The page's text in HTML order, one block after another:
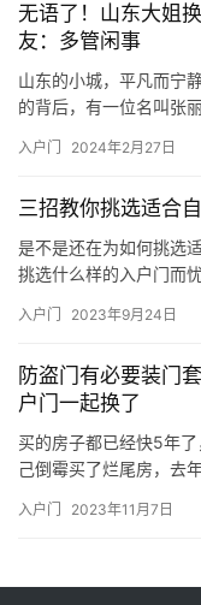
相协调; 金属入户门则
性…
无语了！山东大姐
友：多管闲事
山东的小城，平凡而宁
的背后，有一位名叫张
而幸福的生活。然而，
不在新的社区重新开始
考验。她…
入户门 2024年2月27日
三招教你挑选适合
是不是还在为如何挑选
挑选什么样的入户门而
的需求。 你，到底是需
的，优先选择甲级高锁
伴，则该选…
入户门 2023年9月24日
防盗门有必要装门
户门一起换了
买的房子都已经快5年
己倒霉买了烂尾房，去
盗门门套的时候，设计
入户门 2023年11月7日